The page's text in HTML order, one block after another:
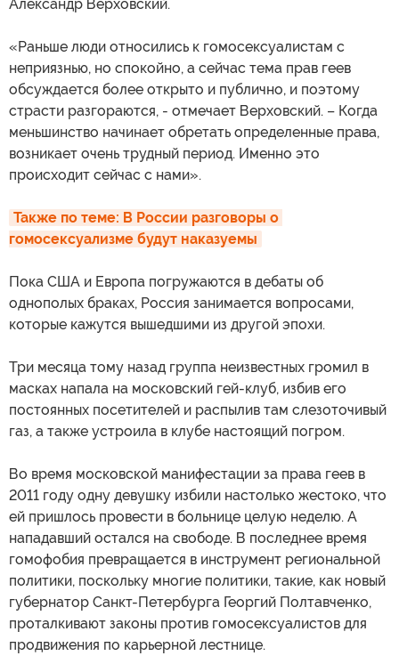
Александр Верховский.
«Раньше люди относились к гомосексуалистам с
неприязнью, но спокойно, а сейчас тема прав геев
обсуждается более открыто и публично, и поэтому
страсти разгораются, - отмечает Верховский. – Когда
меньшинство начинает обретать определенные права,
возникает очень трудный период. Именно это
происходит сейчас с нами».
Также по теме: В России разговоры о
гомосексуализме будут наказуемы
Пока США и Европа погружаются в дебаты об
однополых браках, Россия занимается вопросами,
которые кажутся вышедшими из другой эпохи.
Три месяца тому назад группа неизвестных громил в
масках напала на московский гей-клуб, избив его
постоянных посетителей и распылив там слезоточивый
газ, а также устроила в клубе настоящий погром.
Во время московской манифестации за права геев в
2011 году одну девушку избили настолько жестоко, что
ей пришлось провести в больнице целую неделю. А
нападавший остался на свободе. В последнее время
гомофобия превращается в инструмент региональной
политики, поскольку многие политики, такие, как новый
губернатор Санкт-Петербурга Георгий Полтавченко,
проталкивают законы против гомосексуалистов для
продвижения по карьерной лестнице.